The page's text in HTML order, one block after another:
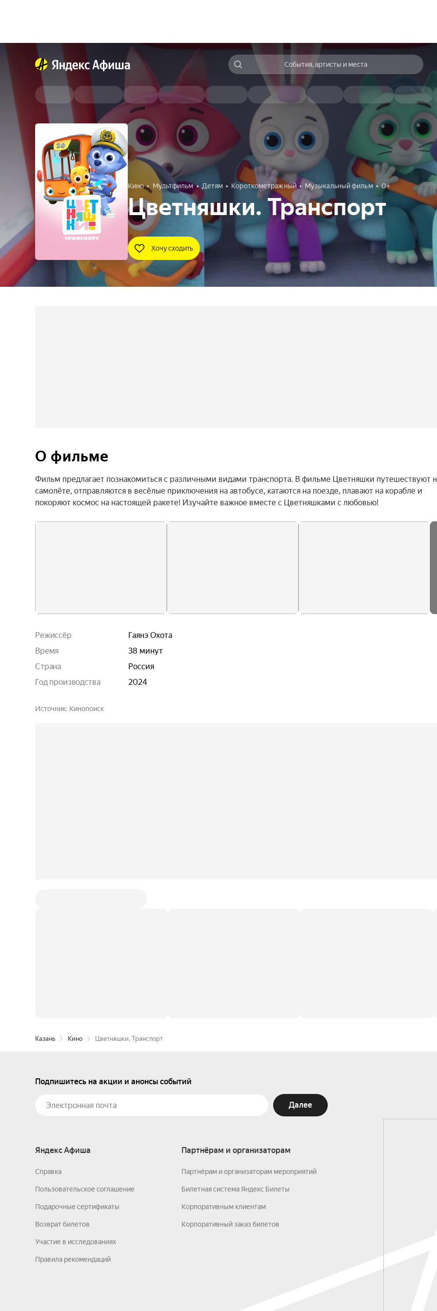
События, артисты и места
Кино Мультфильм Детям Короткометражный Музыкальный фильм 0+
Цветняшки. Транспорт
Хочу сходить
О фильме
Фильм предлагает познакомиться с различными видами транспорта. В фильме Цветняшки путешествуют
самолёте, отправляются в весёлые приключения на автобусе, катаются на поезде, плавают на корабле и
покоряют космос на настоящей ракете! Изучайте важное вместе с Цветняшками с любовью!
Режиссёр
Гаянэ Охота
Время
38 минут
Страна
Россия
Год производства
2024
Источник Кинопоиск
Казань Кино Цветняшки. Транспорт
Подпишитесь на акции и анонсы событий
Далее
Яндекс Афиша
Справка
Пользовательское соглашение
Подарочные сертификаты
Возврат билетов
Участие в исследованиях
Правила рекомендаций
Партнёрам и организаторам
Партнёрам и организаторам мероприятий
Билетная система Яндекс Билеты
Корпоративным клиентам
Корпоративный заказ билетов